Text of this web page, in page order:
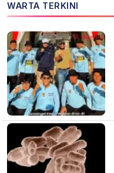
WARTA TERKINI